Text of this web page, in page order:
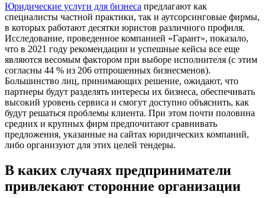
Юридические услуги для бизнеса предлагают как
специалисты частной практики, так и аутсорсинговые фирмы,
в которых работают десятки юристов различного профиля.
Исследование, проведенное компанией «Гарант», показало,
что в 2021 году рекомендации и успешные кейсы все еще
являются весомым фактором при выборе исполнителя (с этим
согласны 44 % из 206 отпрошенных бизнесменов).
Большинство лиц, принимающих решение, ожидают, что
партнеры будут разделять интересы их бизнеса, обеспечивать
высокий уровень сервиса и смогут доступно объяснить, как
будут решаться проблемы клиента. При этом почти половина
средних и крупных фирм предпочитают сравнивать
предложения, указанные на сайтах юридических компаний,
либо организуют для этих целей тендеры.
В каких случаях предприниматели
привлекают сторонние организации